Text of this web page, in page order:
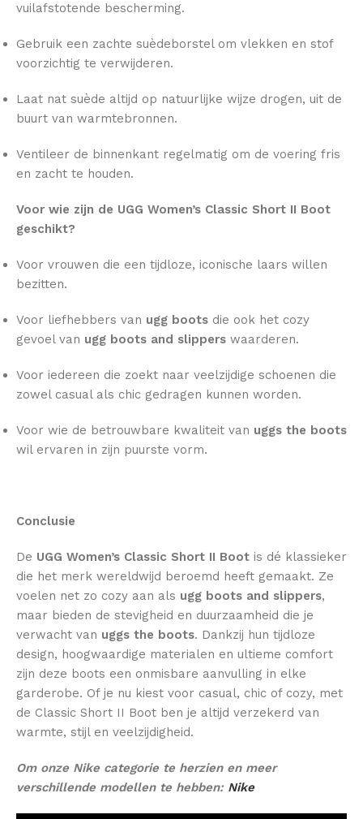
vuilafstotende bescherming.
Gebruik een zachte suèdeborstel om vlekken en stof
voorzichtig te verwijderen.
Laat nat suède altijd op natuurlijke wijze drogen, uit de
buurt van warmtebronnen.
Ventileer de binnenkant regelmatig om de voering fris
en zacht te houden.
Voor wie zijn de UGG Women’s Classic Short II Boot
geschikt?
Voor vrouwen die een tijdloze, iconische laars willen
bezitten.
Voor liefhebbers van ugg boots die ook het cozy
gevoel van ugg boots and slippers waarderen.
Voor iedereen die zoekt naar veelzijdige schoenen die
zowel casual als chic gedragen kunnen worden.
Voor wie de betrouwbare kwaliteit van uggs the boots
wil ervaren in zijn puurste vorm.
Conclusie
De UGG Women’s Classic Short II Boot is dé klassieker
die het merk wereldwijd beroemd heeft gemaakt. Ze
voelen net zo cozy aan als ugg boots and slippers,
maar bieden de stevigheid en duurzaamheid die je
verwacht van uggs the boots. Dankzij hun tijdloze
design, hoogwaardige materialen en ultieme comfort
zijn deze boots een onmisbare aanvulling in elke
garderobe. Of je nu kiest voor casual, chic of cozy, met
de Classic Short II Boot ben je altijd verzekerd van
warmte, stijl en veelzijdigheid.
Om onze Nike categorie te herzien en meer
verschillende modellen te hebben: Nike